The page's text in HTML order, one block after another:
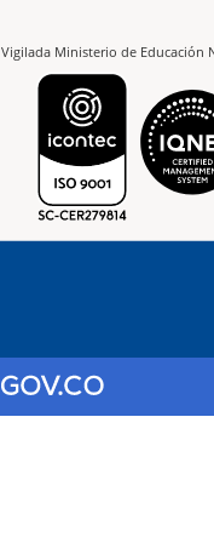
Vigilada Ministerio de Educación